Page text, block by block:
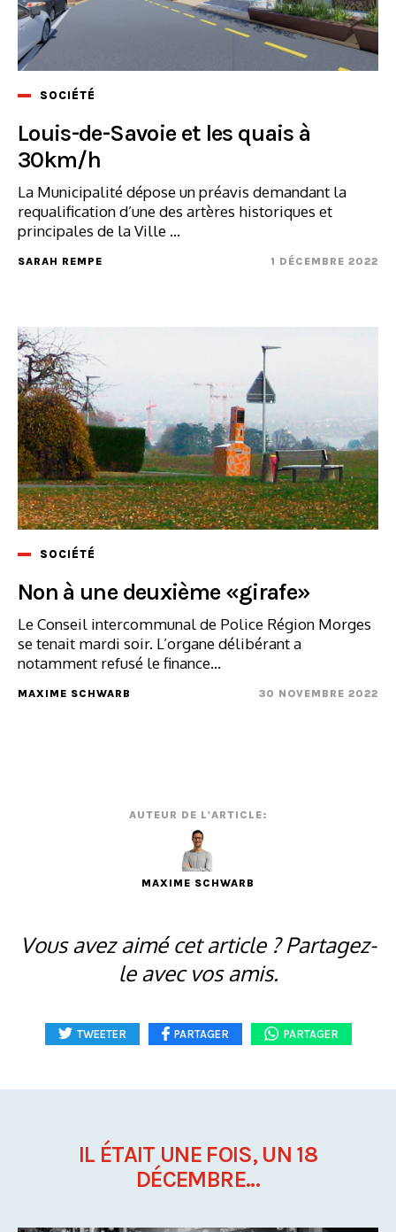
SOCIÉTÉ
Louis-de-Savoie et les quais à
30km/h
La Municipalité dépose un préavis demandant la
requalification d’une des artères historiques et
principales de la Ville ...
SARAH REMPE 1 DÉCEMBRE 2022
SOCIÉTÉ
Non à une deuxième «girafe»
Le Conseil intercommunal de Police Région Morges
se tenait mardi soir. L’organe délibérant a
notamment refusé le finance...
MAXIME SCHWARB 30 NOVEMBRE 2022
AUTEUR DE L'ARTICLE:
MAXIME SCHWARB
Vous avez aimé cet article ? Partagez-
le avec vos amis.
TWEETER PARTAGER PARTAGER
IL ÉTAIT UNE FOIS, UN 18
DÉCEMBRE...